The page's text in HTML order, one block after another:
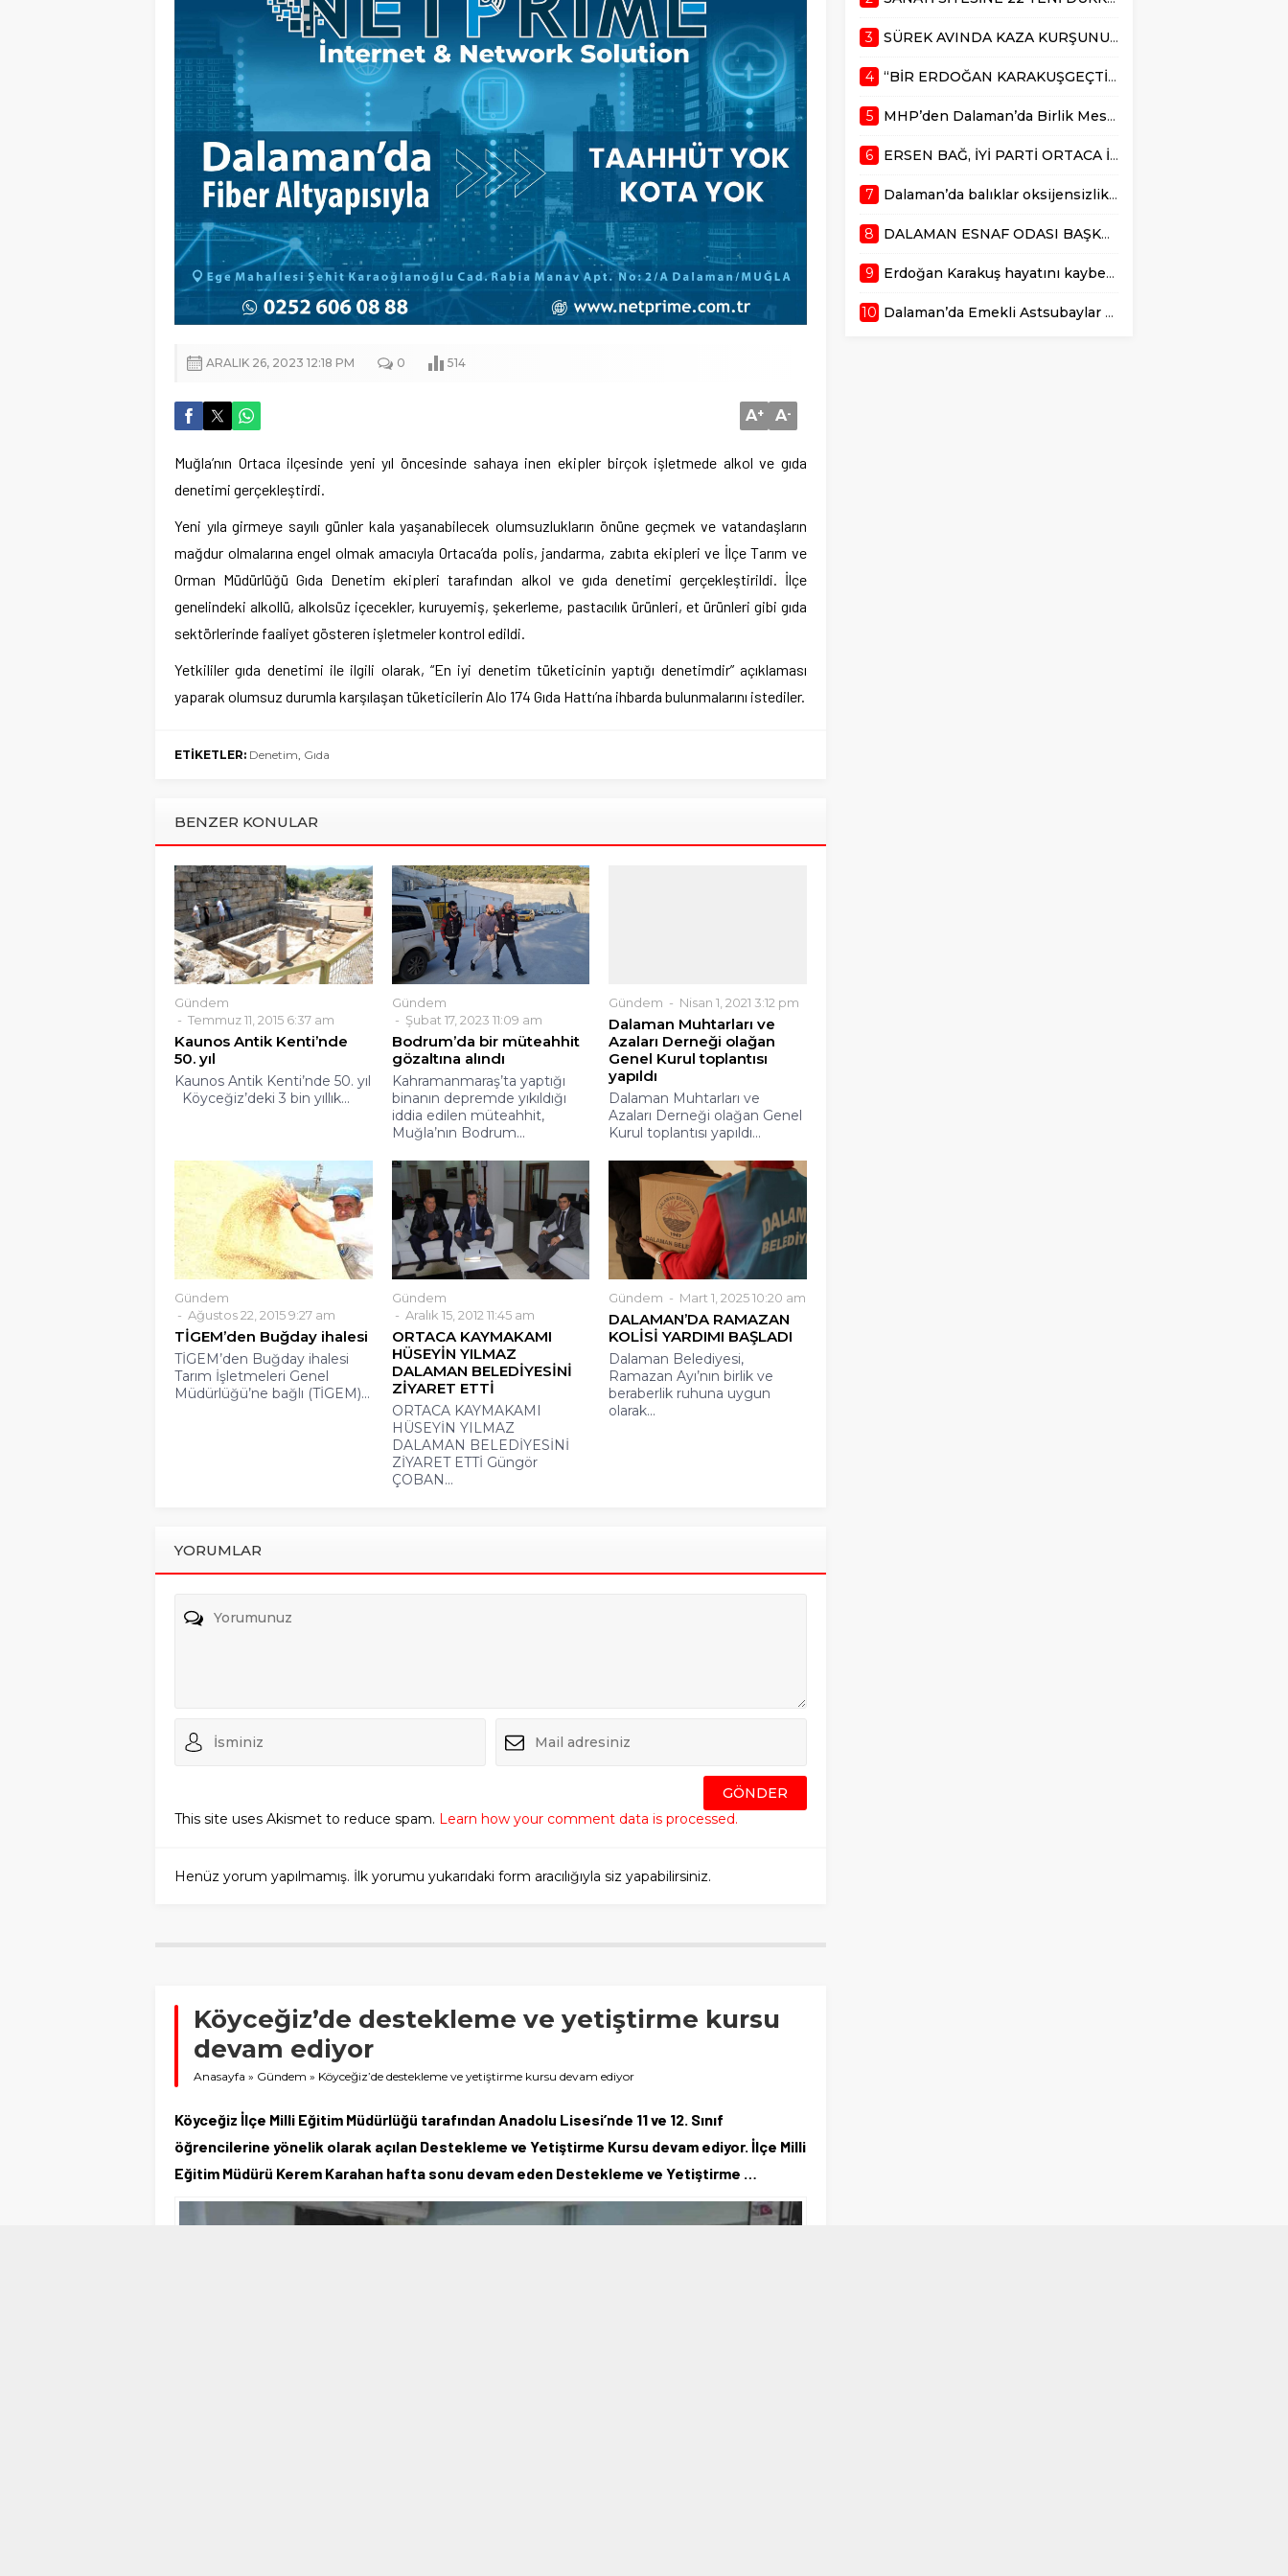
ARALIK 26, 2023 12:18 PM 0 514
A+ A-
Muğla’nın Ortaca ilçesinde yeni yıl öncesinde sahaya inen ekipler birçok işletmede alkol ve gıda
denetimi gerçekleştirdi.
Yeni yıla girmeye sayılı günler kala yaşanabilecek olumsuzlukların önüne geçmek ve vatandaşların
mağdur olmalarına engel olmak amacıyla Ortaca’da polis, jandarma, zabıta ekipleri ve İlçe Tarım ve
Orman Müdürlüğü Gıda Denetim ekipleri tarafından alkol ve gıda denetimi gerçekleştirildi. İlçe
genelindeki alkollü, alkolsüz içecekler, kuruyemiş, şekerleme, pastacılık ürünleri, et ürünleri gibi gıda
sektörlerinde faaliyet gösteren işletmeler kontrol edildi.
Yetkililer gıda denetimi ile ilgili olarak, “En iyi denetim tüketicinin yaptığı denetimdir” açıklaması
yaparak olumsuz durumla karşılaşan tüketicilerin Alo 174 Gıda Hattı’na ihbarda bulunmalarını istediler.
ETİKETLER: Denetim, Gıda
BENZER KONULAR
Gündem
Temmuz 11, 2015 6:37 am
Kaunos Antik Kenti’nde
50. yıl
Kaunos Antik Kenti’nde 50. yıl
Köyceğiz’deki 3 bin yıllık...
Gündem
Şubat 17, 2023 11:09 am
Bodrum’da bir müteahhit
gözaltına alındı
Kahramanmaraş’ta yaptığı
binanın depremde yıkıldığı
iddia edilen müteahhit,
Muğla’nın Bodrum...
Gündem Nisan 1, 2021 3:12 pm
Dalaman Muhtarları ve
Azaları Derneği olağan
Genel Kurul toplantısı
yapıldı
Dalaman Muhtarları ve
Azaları Derneği olağan Genel
Kurul toplantısı yapıldı...
Gündem
Ağustos 22, 2015 9:27 am
TİGEM’den Buğday ihalesi
TİGEM’den Buğday ihalesi
Tarım İşletmeleri Genel
Müdürlüğü’ne bağlı (TİGEM)...
Gündem
Aralık 15, 2012 11:45 am
ORTACA KAYMAKAMI
HÜSEYİN YILMAZ
DALAMAN BELEDİYESİNİ
ZİYARET ETTİ
ORTACA KAYMAKAMI
HÜSEYİN YILMAZ
DALAMAN BELEDİYESİNİ
ZİYARET ETTİ Güngör
ÇOBAN...
Gündem Mart 1, 2025 10:20 am
DALAMAN’DA RAMAZAN
KOLİSİ YARDIMI BAŞLADI
Dalaman Belediyesi,
Ramazan Ayı’nın birlik ve
beraberlik ruhuna uygun
olarak...
YORUMLAR
This site uses Akismet to reduce spam. Learn how your comment data is processed.
Henüz yorum yapılmamış. İlk yorumu yukarıdaki form aracılığıyla siz yapabilirsiniz.
Köyceğiz’de destekleme ve yetiştirme kursu
devam ediyor
Anasayfa » Gündem » Köyceğiz’de destekleme ve yetiştirme kursu devam ediyor
Köyceğiz İlçe Milli Eğitim Müdürlüğü tarafından Anadolu Lisesi’nde 11 ve 12. Sınıf
öğrencilerine yönelik olarak açılan Destekleme ve Yetiştirme Kursu devam ediyor. İlçe Milli
Eğitim Müdürü Kerem Karahan hafta sonu devam eden Destekleme ve Yetiştirme …
Muğla İl Başkanı
Burak Demirel,
üyesi olan Ersen Bağ,
2025 günü yapılacak
başlanlığa aday
3 SÜREK AVINDA KAZA KURŞUNU CAN ALDI
4 “BİR ERDOĞAN KARAKUŞGEÇTİ DALAMAN dan”
5 MHP’den Dalaman’da Birlik Mesajı
6 ERSEN BAĞ, İYİ PARTİ ORTACA İLÇE BAŞKANLIĞINA ADAY
7 Dalaman’da balıklar oksijensizlikten telef oldu
8 DALAMAN ESNAF ODASI BAŞKAN ADAYI TUNAHAN KÜÇÜK’TEN DALAMAN ESNAFLARININ FAYDALANABİLECEĞİ EĞİTİM ANLAŞMASI
9 Erdoğan Karakuş hayatını kaybetti
10 Dalaman’da Emekli Astsubaylar Özlük Hakları İçin Çağrı yaptı